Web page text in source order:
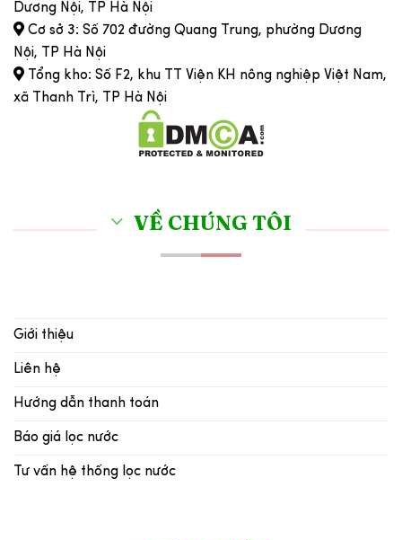
Dương Nội, TP Hà Nội
Cơ sở 3: Số 702 đường Quang Trung, phường Dương
Nội, TP Hà Nội
Tổng kho: Số F2, khu TT Viện KH nông nghiệp Việt Nam,
xã Thanh Trì, TP Hà Nội
VỀ CHÚNG TÔI
Giới thiệu
Liên hệ
Hướng dẫn thanh toán
Báo giá lọc nước
Tư vấn hệ thống lọc nước